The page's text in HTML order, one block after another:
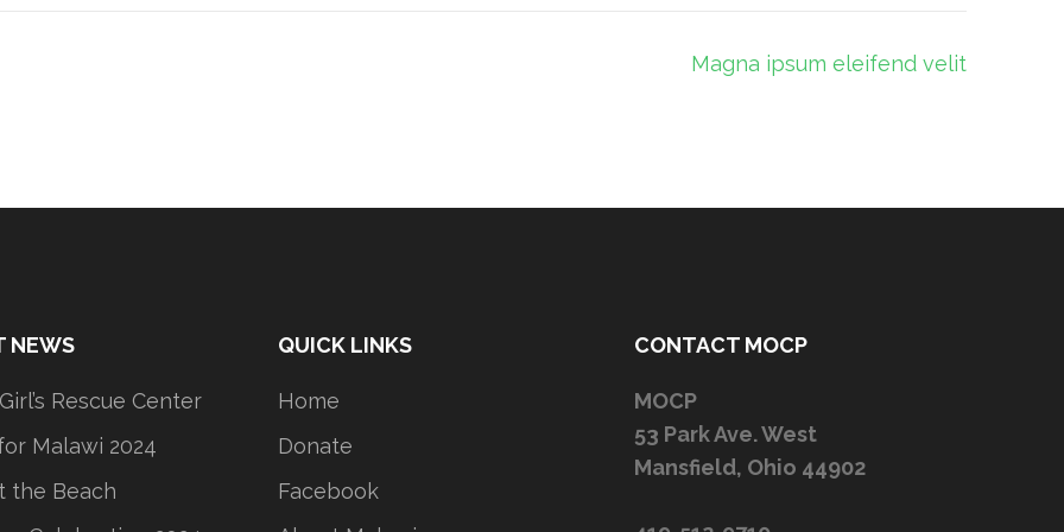
Magna ipsum eleifend velit
NEWS
Rescue Center
Malawi 2024
the Beach
QUICK LINKS
Home
Donate
Facebook
CONTACT MOCP
MOCP
53 Park Ave. West
Mansfield, Ohio 44902